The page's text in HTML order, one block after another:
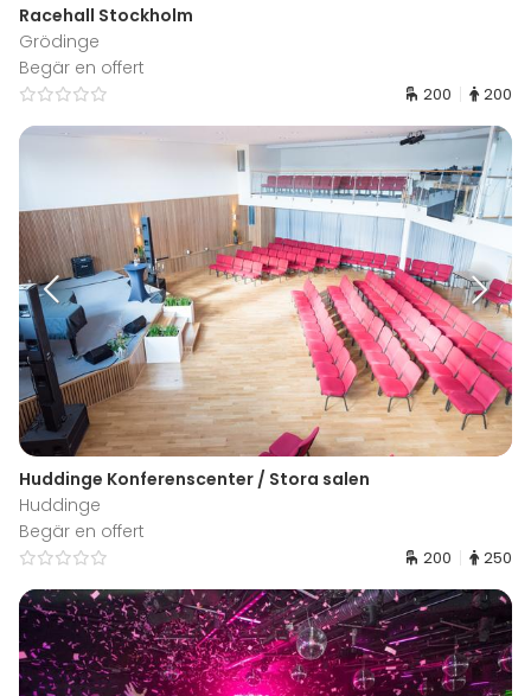
Racehall Stockholm
Grödinge
Begär en offert
200 200
Huddinge Konferenscenter / Stora salen
Huddinge
Begär en offert
200 250